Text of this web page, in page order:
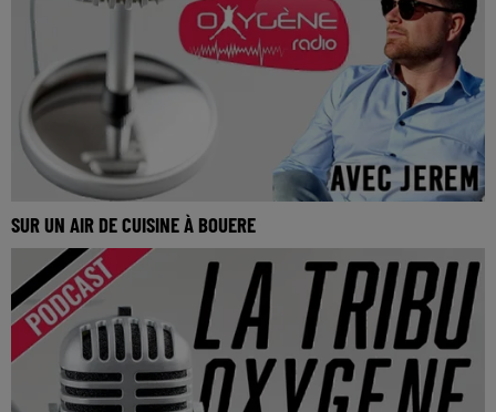
SUR UN AIR DE CUISINE À BOUERE
Sur un air de cuisine à Bouere